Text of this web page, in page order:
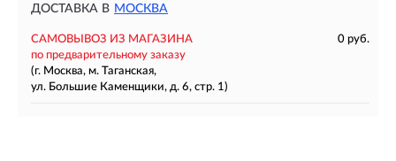
ДОСТАВКА В МОСКВА
САМОВЫВОЗ ИЗ МАГАЗИНА
0 руб.
по предварительному заказу
(г. Москва, м. Таганская,
ул. Большие Каменщики, д. 6, стр. 1)